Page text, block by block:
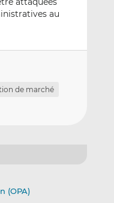
au
de marché
(OPA)